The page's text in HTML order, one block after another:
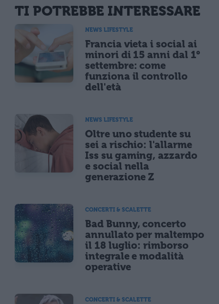
TI POTREBBE INTERESSARE
NEWS LIFESTYLE
Francia vieta i social ai
minori di 15 anni dal 1°
settembre: come
funziona il controllo
dell'età
NEWS LIFESTYLE
Oltre uno studente su
sei a rischio: l'allarme
Iss su gaming, azzardo
e social nella
generazione Z
CONCERTI & SCALETTE
Bad Bunny, concerto
annullato per maltempo
il 18 luglio: rimborso
integrale e modalità
operative
CONCERTI & SCALETTE